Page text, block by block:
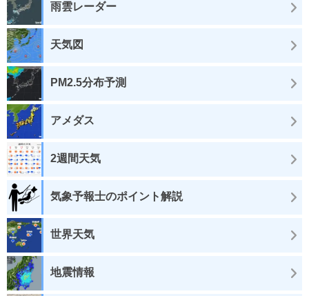
雨雲レーダー
天気図
PM2.5分布予測
アメダス
2週間天気
気象予報士のポイント解説
世界天気
地震情報